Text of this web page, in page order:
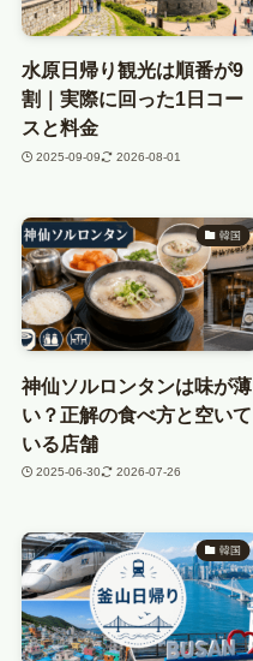
水原日帰り観光は順番が9
割｜実際に回った1日コー
スと料金
2025-09-09 2026-08-01
韓国
神仙ソルロンタンは味が薄
い？正解の食べ方と空いて
いる店舗
2025-06-30 2026-07-26
韓国